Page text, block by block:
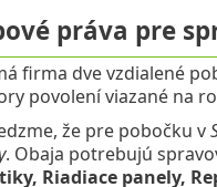
práva pre
firma dve vzdialené
povolení viazané na
že pre pobočku v
. Obaja potrebujú
Riadiace panely,